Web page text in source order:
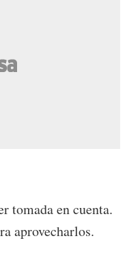
tomada en cuenta.
aprovecharlos.